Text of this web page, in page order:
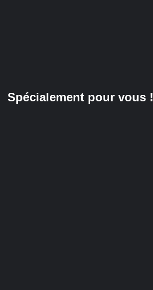
Spécialement pour vous !